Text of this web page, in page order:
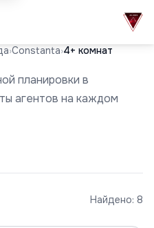
›Constanta›4+ комнат
планировки в
агентов на каждом
Найдено: 8